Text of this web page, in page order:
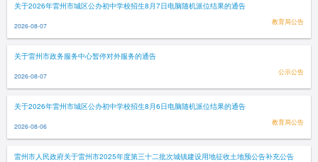
关于2026年雷州市城区公办初中学校招生8月7日电脑随机派位结果的通告
2026-08-07 教育局公告
关于雷州市政务服务中心暂停对外服务的通告
2026-08-07 公示公告
关于2026年雷州市城区公办初中学校招生8月6日电脑随机派位结果的通告
2026-08-06 教育局公告
雷州市人民政府关于雷州市2025年度第三十二批次城镇建设用地征收土地预公告补充公告